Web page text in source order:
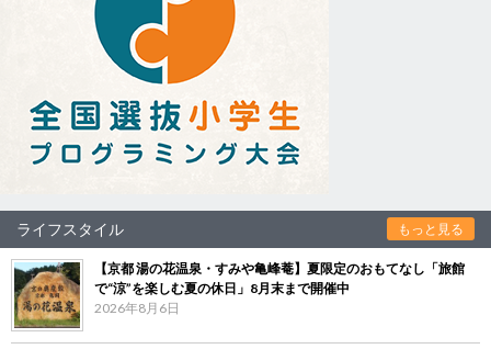
ライフスタイル もっと見る
【京都 湯の花温泉・すみや亀峰菴】夏限定のおもてなし「旅館
で“涼”を楽しむ夏の休日」8月末まで開催中
2026年8月6日